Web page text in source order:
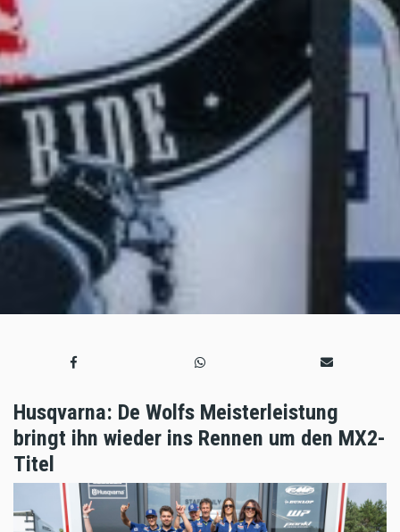
Husqvarna: De Wolfs Meisterleistung
bringt ihn wieder ins Rennen um den MX2-
Titel